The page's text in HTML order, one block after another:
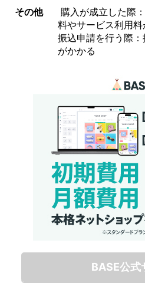
その他
購入が成立した際
料やサービス利用料
振込申請を行う際
がかかる
BASE公式